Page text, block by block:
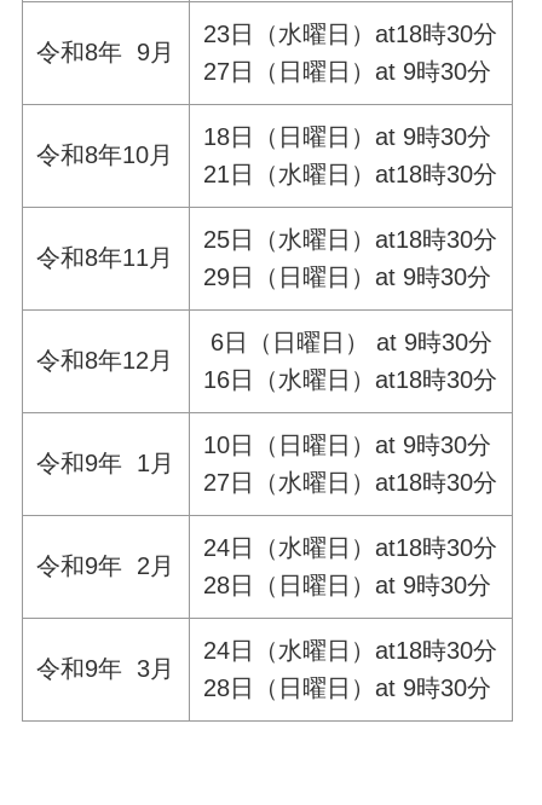
令和8年 9月
23日（水曜日）at18時30分
27日（日曜日）at 9時30分
令和8年10月
18日（日曜日）at 9時30分
21日（水曜日）at18時30分
令和8年11月
25日（水曜日）at18時30分
29日（日曜日）at 9時30分
令和8年12月
6日（日曜日） at 9時30分
16日（水曜日）at18時30分
令和9年 1月
10日（日曜日）at 9時30分
27日（水曜日）at18時30分
令和9年 2月
24日（水曜日）at18時30分
28日（日曜日）at 9時30分
令和9年 3月
24日（水曜日）at18時30分
28日（日曜日）at 9時30分